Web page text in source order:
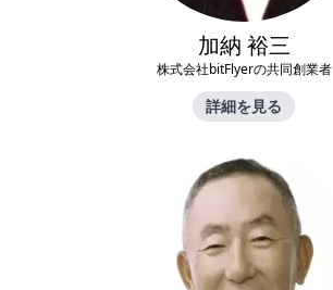
加納 裕三
株式会社bitFlyerの共同創業者
詳細を見る